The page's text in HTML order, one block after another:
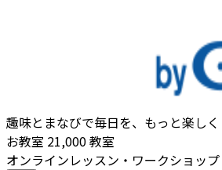
趣味とまなびで毎日を、もっと楽しく
お教室 21,000教室
オンラインレッスン・ワークショップ